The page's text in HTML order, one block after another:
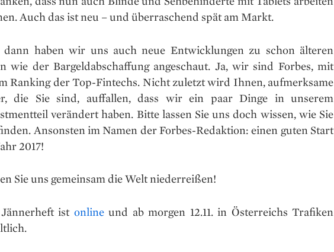
Auch das ist neu – und überraschend spät am Markt.
dann haben wir uns auch neue Entwicklungen zu schon älteren
wie der Bargeldabschaffung angeschaut. Ja, wir sind Forbes, mit
Ranking der Top-Fintechs. Nicht zuletzt wird Ihnen, aufmerksame
die Sie sind, auffallen, dass wir ein paar Dinge in unserem
verändert haben. Bitte lassen Sie uns doch wissen, wie Sie
Ansonsten im Namen der Forbes-Redaktion: einen guten Start
2017!
Sie uns gemeinsam die Welt niederreißen!
ist onlineund ab morgen 12.11. in Österreichs Trafiken